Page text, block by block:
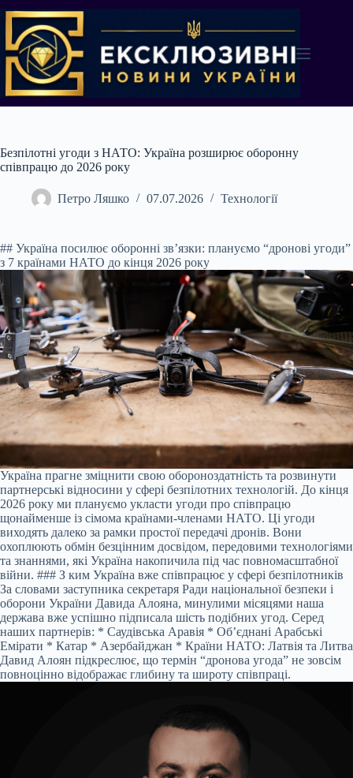
до
вмісту
Безпілотні угоди з НАТО: Україна розширює оборонну
співпрацю до 2026 року
Петро Ляшко 07.07.2026 Технології
## Україна посилює оборонні зв’язки: плануємо “дронові угоди”
з 7 країнами НАТО до кінця 2026 року
Україна прагне зміцнити свою обороноздатність та розвинути
партнерські відносини у сфері безпілотних технологій. До кінця
2026 року ми плануємо укласти угоди про співпрацю
щонайменше із сімома країнами-членами НАТО. Ці угоди
виходять далеко за рамки простої передачі дронів. Вони
охоплюють обмін безцінним досвідом, передовими технологіями
та знаннями, які Україна накопичила під час повномасштабної
війни. ### З ким Україна вже співпрацює у сфері безпілотників
За словами заступника секретаря Ради національної безпеки і
оборони України Давида Алояна, минулими місяцями наша
держава вже успішно підписала шість подібних угод. Серед
наших партнерів: * Саудівська Аравія * Об’єднані Арабські
Емірати * Катар * Азербайджан * Країни НАТО: Латвія та Литва
Давид Алоян підкреслює, що термін “дронова угода” не зовсім
повноцінно відображає глибину та широту співпраці.